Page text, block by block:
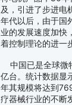
及，引进了步进电
年代以后，由于国
业的发展速度加快
着控制理论的进一
中国已是全球微
亿台。统计数据显
年其规模将达到
疗器械行业的不断